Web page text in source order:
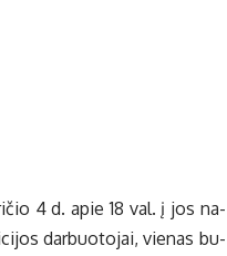
4 d. apie 18 val. į jos na­
dar­buo­to­jai, vie­nas bu­